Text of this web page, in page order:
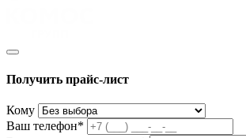
Получить прайс-лист
Кому
Ваш телефон*